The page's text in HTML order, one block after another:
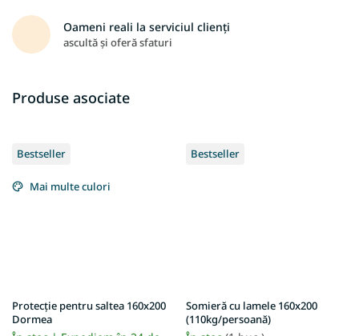
Oameni reali la serviciul clienți
ascultă și oferă sfaturi
Produse asociate
Bestseller
Mai multe culori
Protecție pentru saltea 160x200
Dormea
Bestseller
Somieră cu lamele 160x200
(110kg/persoană)